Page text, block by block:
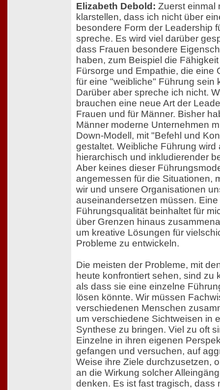
Elizabeth Debold: Zuerst einmal
klarstellen, dass ich nicht über
besondere Form der Leadership
spreche. Es wird viel darüber
dass Frauen besondere
haben, zum Beispiel die
Fürsorge und Empathie, die eine
für eine "weibliche" Führung sein
Darüber aber spreche ich nicht.
brauchen eine neue Art der
Frauen und für Männer. Bisher
Männer moderne Unternehmen
Down-Modell, mit "Befehl und
gestaltet. Weibliche Führung wird
hierarchisch und inkludierender
Aber keines dieser
angemessen für die Situationen,
wir und unsere Organisationen
auseinandersetzen müssen.
Führungsqualität beinhaltet für
über Grenzen hinaus
um kreative Lösungen für
Probleme zu entwickeln.
Die meisten der Probleme, mit
heute konfrontiert sehen, sind zu
als dass sie eine einzelne
lösen könnte. Wir müssen
verschiedenen Menschen
um verschiedene Sichtweisen in
Synthese zu bringen. Viel zu oft
Einzelne in ihren eigenen
gefangen und versuchen, auf
Weise ihre Ziele durchzusetzen,
an die Wirkung solcher
denken. Es ist fast tragisch, dass